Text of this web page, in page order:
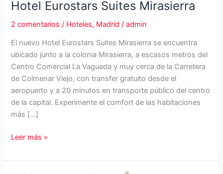
Hotel Eurostars Suites Mirasierra
2 comentarios / Hoteles, Madrid /admin
El nuevo Hotel Eurostars Suites Mirasierra se encuentra
ubicado junto a la colonia Mirasierra, a escasos metros del
Centro Comercial La Vaguada y muy cerca de la Carretera
de Colmenar Viejo, con transfer gratuito desde el
aeropuerto y a 20 minutos en transporte público del centro
de la capital. Experimente el comfort de las habitaciones
más […]
Hotel
Suites
Leer más »